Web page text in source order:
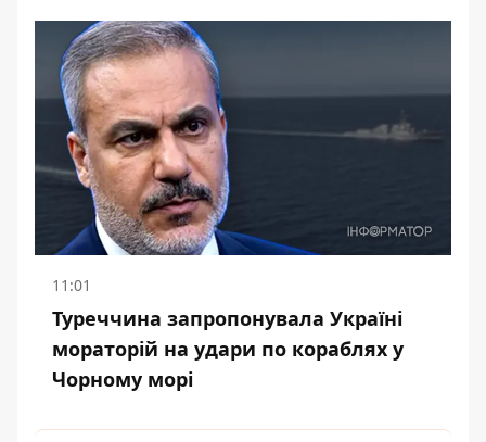
11:01
Туреччина запропонувала Україні
мораторій на удари по кораблях у
Чорному морі